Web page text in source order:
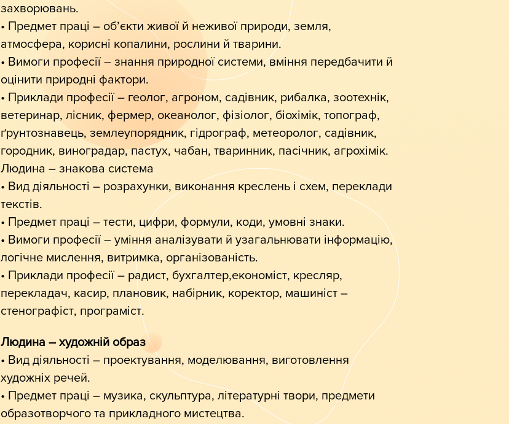
захворювань.
• Предмет праці – об’єкти живої й неживої природи, земля,
атмосфера, корисні копалини, рослини й тварини.
• Вимоги професії – знання природної системи, вміння передбачити й
оцінити природні фактори.
• Приклади професії – геолог, агроном, садівник, рибалка, зоотехнік,
ветеринар, лісник, фермер, океанолог, фізіолог, біохімік, топограф,
ґрунтознавець, землеупорядник, гідрограф, метеоролог, садівник,
городник, виноградар, пастух, чабан, тваринник, пасічник, агрохімік.
Людина – знакова система
• Вид діяльності – розрахунки, виконання креслень і схем, переклади
текстів.
• Предмет праці – тести, цифри, формули, коди, умовні знаки.
• Вимоги професії – уміння аналізувати й узагальнювати інформацію,
логічне мислення, витримка, організованість.
• Приклади професії – радист, бухгалтер,економіст, кресляр,
перекладач, касир, плановик, набірник, коректор, машиніст –
стенографіст, програміст.
Людина – художній образ
• Вид діяльності – проектування, моделювання, виготовлення
художніх речей.
• Предмет праці – музика, скульптура, літературні твори, предмети
образотворчого та прикладного мистецтва.